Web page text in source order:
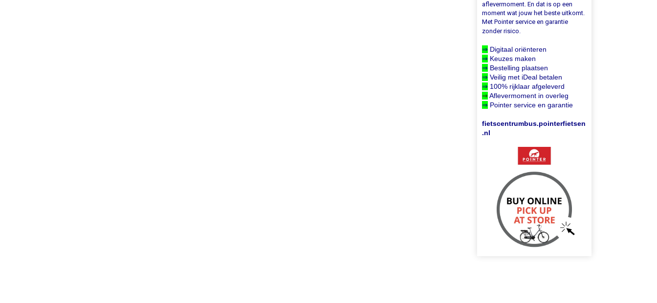
aflevermoment. En dat is op een
moment wat jouw het beste uitkomt.
Met Pointer service en garantie
zonder risico.
⇒ Digitaal oriënteren
⇒ Keuzes maken
⇒ Bestelling plaatsen
⇒ Veilig met iDeal betalen
⇒ 100% rijklaar afgeleverd
⇒ Aflevermoment in overleg
⇒ Pointer service en garantie
fietscentrumbus.pointerfietsen
.nl